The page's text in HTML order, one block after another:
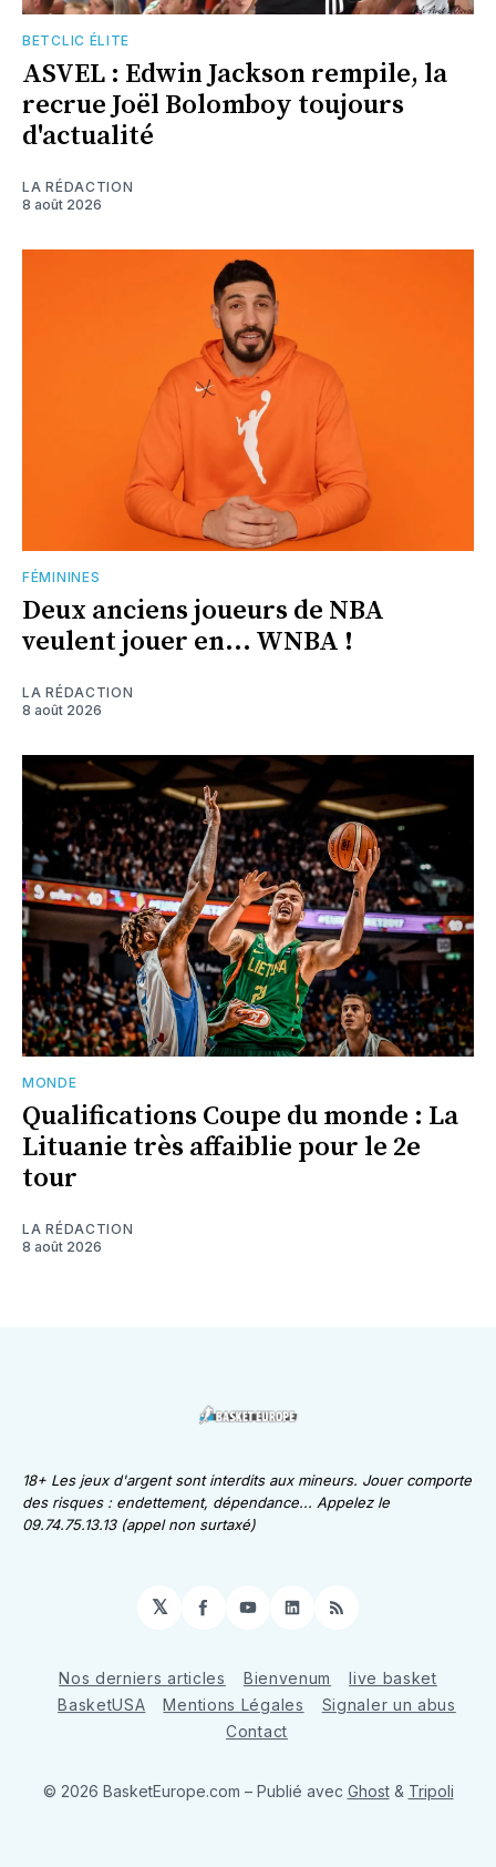
BETCLIC ÉLITE
ASVEL : Edwin Jackson rempile, la
recrue Joël Bolomboy toujours
d'actualité
LA RÉDACTION
8 août 2026
FÉMININES
Deux anciens joueurs de NBA
veulent jouer en... WNBA !
LA RÉDACTION
8 août 2026
MONDE
Qualifications Coupe du monde : La
Lituanie très affaiblie pour le 2e
tour
LA RÉDACTION
8 août 2026
18+ Les jeux d'argent sont interdits aux mineurs. Jouer comporte
des risques : endettement, dépendance... Appelez le
09.74.75.13.13 (appel non surtaxé)
𝕏 Facebook
YouTube
LinkedIn
RSS
Nos derniers articles Bienvenum
live basket
BasketUSA
Mentions Légales
Signaler un abus
Contact
© 2026 BasketEurope.com – Publié avec Ghost& Tripoli